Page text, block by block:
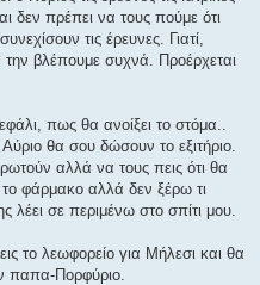
δεν πρέπει να τους πούμε ότι
τις έρευνες. Γιατί,
βλέπουμε συχνά. Προέρχεται
πως θα ανοίξει το στόμα..
θα σου δώσουν το εξιτήριο.
αλλά να τους πεις ότι θα
φάρμακο αλλά δεν ξέρω τι
λέει σε περιμένω στο σπίτι μου.
το λεωφορείο για Μήλεσι και θα
παπα-Πορφύριο.